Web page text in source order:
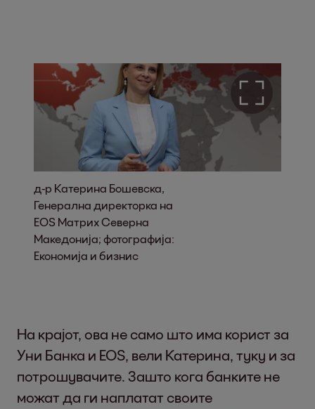
д-р Катерина Бошевска,
Генерална директорка на
EOS Матрих Северна
Македонија; фотографија:
Економија и бизнис
На крајот, ова не само што има корист за
Уни Банка и EOS, вели Катерина, туку и за
потрошувачите. Зашто кога банките не
можат да ги наплатат своите